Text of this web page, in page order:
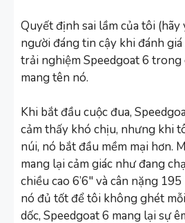
Quyết định sai lầm của tôi (hãy
người đáng tin cậy khi đánh
trải nghiệm Speedgoat 6 trong
mang tên nó.
Khi bắt đầu cuộc đua,
cảm thấy khó chịu, nhưng khi
núi, nó bắt đầu mềm mại hơn.
mang lại cảm giác như đang
chiều cao 6’6″ và cân nặng
nó đủ tốt để tôi không ghét
dốc, Speedgoat 6 mang lại sự